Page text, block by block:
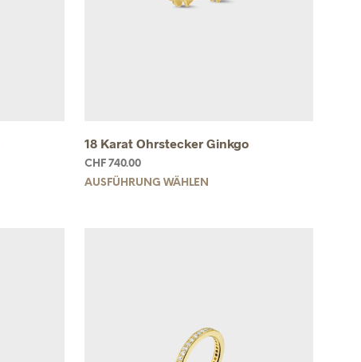
18 Karat Ohrstecker Ginkgo
CHF740.00
AUSFÜHRUNG WÄHLEN